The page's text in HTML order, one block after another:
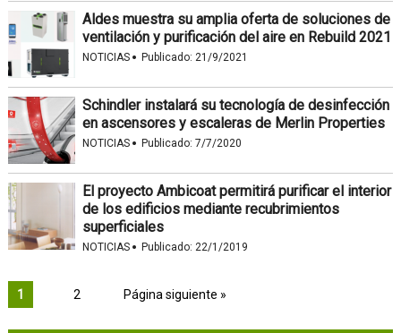
Aldes muestra su amplia oferta de soluciones de
ventilación y purificación del aire en Rebuild 2021
NOTICIAS · Publicado: 21/9/2021
Schindler instalará su tecnología de desinfección
en ascensores y escaleras de Merlin Properties
NOTICIAS · Publicado: 7/7/2020
El proyecto Ambicoat permitirá purificar el interior
de los edificios mediante recubrimientos
superficiales
NOTICIAS · Publicado: 22/1/2019
1 2 Página siguiente »